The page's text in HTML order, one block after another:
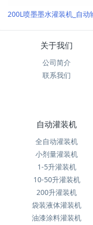
200L喷墨墨水灌装机_自
关于我们
公司简介
联系我们
自动灌装机
全自动灌装机
小剂量灌装机
1-5升灌装机
10-50升灌装机
200升灌装机
袋装液体灌装机
油漆涂料灌装机